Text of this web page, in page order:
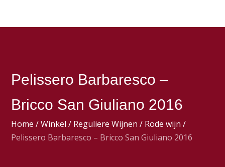
Pelissero Barbaresco –
Bricco San Giuliano 2016
Home /Winkel / Reguliere Wijnen / Rode wijn /
Pelissero Barbaresco – Bricco San Giuliano 2016